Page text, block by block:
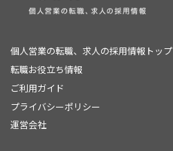
個人営業の転職、求人の採用情報トップ
転職お役立ち情報
ご利用ガイド
プライバシーポリシー
運営会社